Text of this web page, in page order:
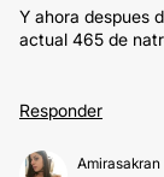
Y ahora despues
actual 465 de
Responder
Amirasakran